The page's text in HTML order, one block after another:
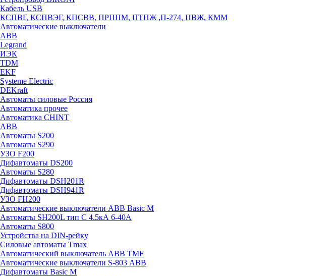
Кабель USB
КСПВГ, КСПВЭГ, КПСВВ, ПРППМ, ПТПЖ ,П-274, ПВЖ, КММ
Автоматические выключатели
ABB
Legrand
ИЭК
TDM
EKF
Systeme Electric
DEKraft
Автоматы силовые Россия
Автоматика прочее
Автоматика CHINT
ABB
Автоматы S200
Автоматы S290
УЗО F200
Дифавтоматы DS200
Автоматы S280
Дифавтоматы DSH201R
Дифавтоматы DSH941R
УЗО FH200
Автоматические выключатели ABB Basic M
Автоматы SH200L тип С 4.5кА 6-40А
Автоматы S800
Устройства на DIN-рейку
Силовые автоматы Tmax
Автоматический выключатель ABB TMF
Автоматические выключатели S-803 АВВ
Дифавтоматы Basic M